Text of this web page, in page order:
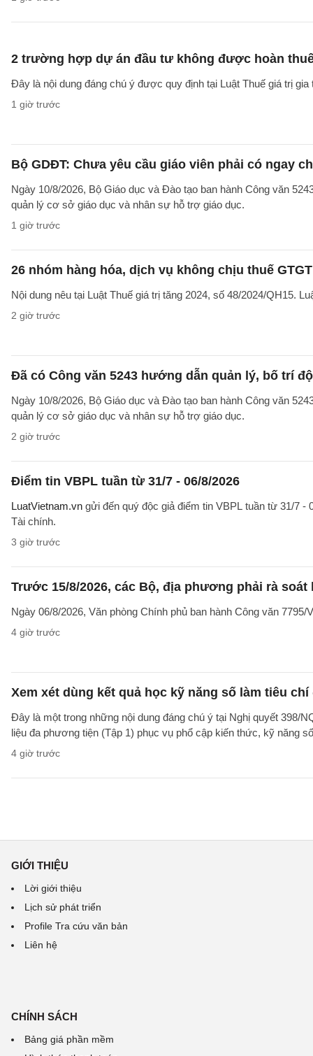
2 trường hợp dự án đầu tư không được hoàn
Đây là nội dung đáng chú ý được quy định tại Luật Thuế giá trị
1 giờ trước
Bộ GDĐT: Chưa yêu cầu giáo viên phải có ngay
Ngày 10/8/2026, Bộ Giáo dục và Đào tạo ban hành Công văn
quản lý cơ sở giáo dục và nhân sự hỗ trợ giáo dục.
1 giờ trước
26 nhóm hàng hóa, dịch vụ không chịu thuế
Nội dung nêu tại Luật Thuế giá trị tăng 2024, số 48/2024/QH15.
2 giờ trước
Đã có Công văn 5243 hướng dẫn quản lý, bố trí
Ngày 10/8/2026, Bộ Giáo dục và Đào tạo ban hành Công văn
quản lý cơ sở giáo dục và nhân sự hỗ trợ giáo dục.
2 giờ trước
Điểm tin VBPL tuần từ 31/7 - 06/8/2026
LuatVietnam.vn gửi đến quý độc giả điểm tin VBPL tuần từ 31/7 -
Tài chính.
3 giờ trước
Trước 15/8/2026, các Bộ, địa phương phải rà
Ngày 06/8/2026, Văn phòng Chính phủ ban hành Công văn
4 giờ trước
Xem xét dùng kết quả học kỹ năng số làm tiêu
Đây là một trong những nội dung đáng chú ý tại Nghị quyết 398/
liệu đa phương tiện (Tập 1) phục vụ phổ cập kiến thức, kỹ năng
4 giờ trước
GIỚI THIỆU
Lời giới thiệu
Lịch sử phát triển
Profile Tra cứu văn bản
Liên hệ
CHÍNH SÁCH
Bảng giá phần mềm